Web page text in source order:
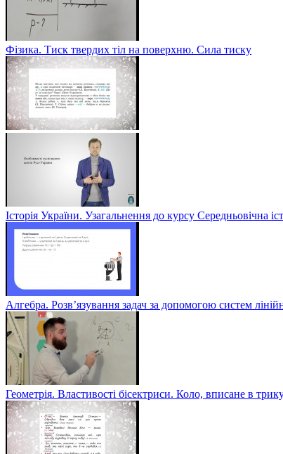
Фізика. Тиск твердих тіл на поверхню. Сила тиску
Історія України. Узагальнення до курсу Середньовічна
Алгебра. Розв’язування задач за допомогою систем
Геометрія. Властивості бісектриси. Коло, вписане в